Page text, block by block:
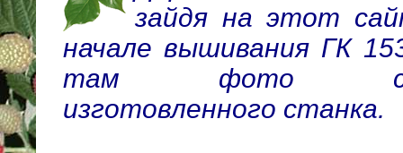
зайдя на этот
начале вышивания ГК
там фото
изготовленного станка.